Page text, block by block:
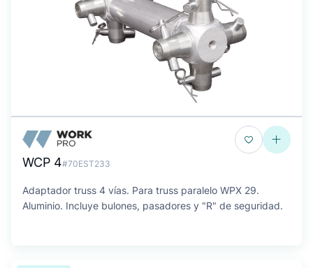
WCP 4#70EST233
Adaptador truss 4 vías. Para truss paralelo WPX 29.
Aluminio. Incluye bulones, pasadores y "R" de seguridad.